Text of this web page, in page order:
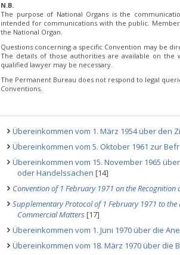
N.B.
The purpose of National Organs is the
intended for communications with the public.
the National Organ.
Questions concerning a specific Convention may be
The details of those authorities are available on the
qualified lawyer may be necessary.
The Permanent Bureau does not respond to legal
Conventions.
Übereinkommen vom 1. März 1954 über den
Übereinkommen vom 5. Oktober 1961 zur
Übereinkommen vom 15. November 1965
oder Handelssachen [14]
Convention of 1 February 1971 on the
Supplementary Protocol of 1 February 1971 to
Commercial Matters[17]
Übereinkommen vom 1. Juni 1970 über die
Übereinkommen vom 18. März 1970 über